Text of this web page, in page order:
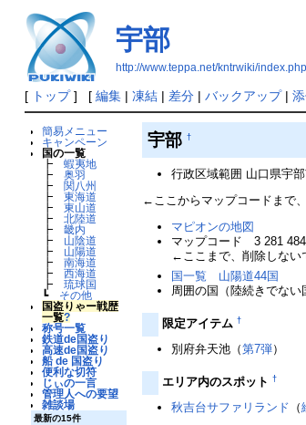
宇部
http://www.teppa.net/kntrwiki/
[ トップ] [ 編集| 凍結| 差分| バックアップ|
簡易メニュー
キャンペーン
国の一覧
┣ 蝦夷地
┣ 奥羽
┣
関八州
┣ 東海道
┣ 東山道
┣ 北陸道
┣ 畿内
┣
山陰道
┣
山陽道
┣ 南海道
┣ 西海道
┣ 琉球国
┗
その他
国盗りゃー戦歴
一覧?
称号一覧
鉄道de国盗り
高速de国盗り
船 de 国盗り
便利な切符
じぃの一言
管理人への要望
雑談場
最新の15件
宇部†
行政区域範囲 山口県宇
←ここからマップコードまで
マピオンの地図
マップコード 3 281 484
←ここまで、削除しな
国一覧 山陽道44国
周囲の国（陸続きでない
限定アイテム †
別府弁天池（第7弾）
エリア内のスポット †
秋吉台サファリランド （